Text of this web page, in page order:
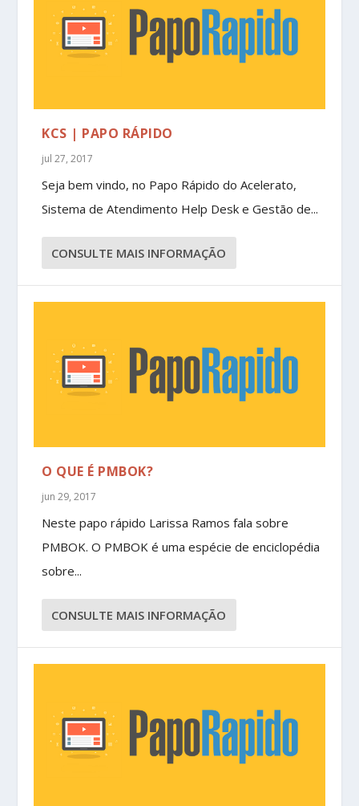
KCS | PAPO RÁPIDO
jul 27, 2017
Seja bem vindo, no Papo Rápido do Acelerato,
Sistema de Atendimento Help Desk e Gestão de...
CONSULTE MAIS INFORMAÇÃO
O QUE É PMBOK?
jun 29, 2017
Neste papo rápido Larissa Ramos fala sobre
PMBOK. O PMBOK é uma espécie de enciclopédia
sobre...
CONSULTE MAIS INFORMAÇÃO